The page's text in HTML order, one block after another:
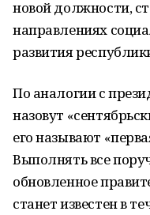
новой должности,
направлениях
развития
По аналогии с
назовут
его называют
Выполнять все
обновленное
станет известен в